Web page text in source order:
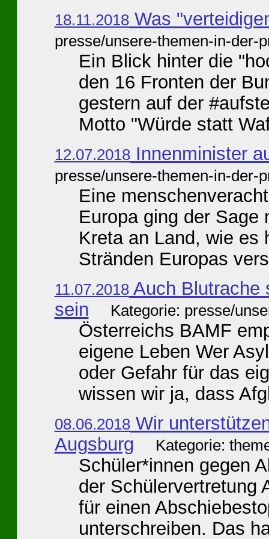
18.11.2018Was
presse/unsere-themen-in-der-
Ein Blick hinter die
den 16 Fronten der
gestern auf der
Motto "Würde statt
12.07.2018Innenminister
presse/unsere-themen-in-der-
Eine
Europa ging der Sage
Kreta an Land, wie es
Stränden Europas
11.07.2018Auch Blutrache
sein
Kategorie: presse/
Österreichs BAMF
eigene Leben Wer
oder Gefahr für das
wissen wir ja, dass
08.06.2018Wir
Augsburg
Kategorie:
Schüler*innen gegen
der Schülervertretung
für einen
unterschreiben. Das